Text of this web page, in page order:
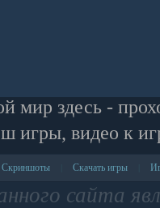
мир здесь -
игры, видео к
Скриншоты Скачать игры
сайта